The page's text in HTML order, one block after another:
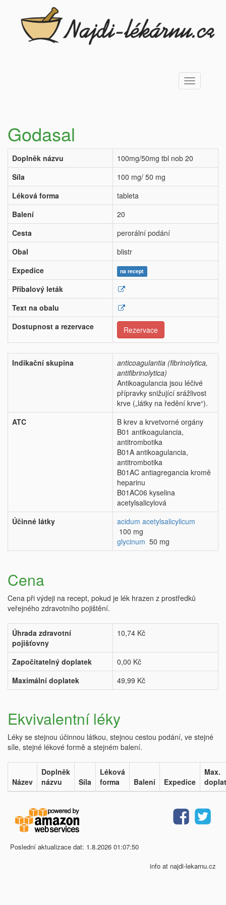
Toggle
navigation
Godasal
Doplněk názvu
100mg/50mg tbl nob 20
Síla
100 mg/ 50 mg
Léková forma
tableta
Balení
20
Cesta
perorální podání
Obal
blistr
Expedice
na recept
Příbalový leták
Text na obalu
Dostupnost a rezervace
Rezervace
Indikační skupina
anticoagulantia (fibrinolytica,
antifibrinolytica)
Antikoagulancia jsou léčivé
přípravky snižující srážlivost
krve („látky na ředění krve“).
ATC
B krev a krvetvorné orgány
B01 antikoagulancia,
antitrombotika
B01A antikoagulancia,
antitrombotika
B01AC antiagregancia kromě
heparinu
B01AC06 kyselina
acetylsalicylová
Účinné látky
acidum acetylsalicylicum
100 mg
glycinum 50 mg
Cena
Cena při výdeji na recept, pokud je lék hrazen z prostředků
veřejného zdravotního pojištění.
Úhrada zdravotní
pojišťovny
10,74 Kč
Započitatelný doplatek
0,00 Kč
Maximální doplatek
49,99 Kč
Ekvivalentní léky
Léky se stejnou účinnou látkou, stejnou cestou podání, ve stejné
síle, stejné lékové formě a stejném balení.
Název
Doplněk
názvu
Síla
Léková
forma
Balení Expedice
Max.
Poslední aktualizace dat: 1.8.2026 01:07:50
info at najdi-lekarnu.cz